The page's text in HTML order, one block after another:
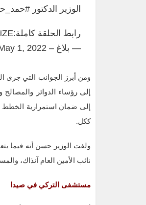
الوزير الدكتور
رابط الحلقة كاملة:
— بلاغ – Balagh (@balaghmedialb) 1, 2022
ومن أبرز الجوانب التي جرى
إلى رؤساء الدوائر
إلى ضمان استمرارية الخطط
ككل.
ولفت الوزير حسن أنه فيما
نائب الأمين العام آنذاك،
مستشفى التركي في صيدا